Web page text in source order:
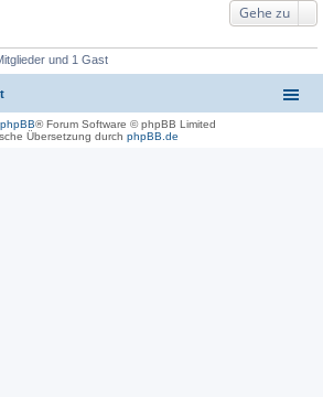
Gehe zu
und 1 Gast
phpBB® Forum Software © phpBB Limited
Übersetzung durch phpBB.de